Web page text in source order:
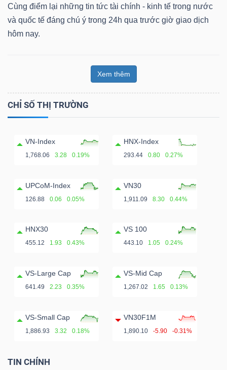
Cùng điểm lại những tin tức tài chính - kinh tế trong nước
và quốc tế đáng chú ý trong 24h qua trước giờ giao dịch
hôm nay.
Xem thêm
CHỈ SỐ THỊ TRƯỜNG
VN-Index
1,768.06 3.28 0.19%
HNX-Index
293.44 0.80 0.27%
UPCoM-Index
126.88 0.06 0.05%
VN30
1,911.09 8.30 0.44%
HNX30
455.12 1.93 0.43%
VS 100
443.10 1.05 0.24%
VS-Large Cap
641.49 2.23 0.35%
VS-Mid Cap
1,267.02 1.65 0.13%
VS-Small Cap
1,886.93 3.32 0.18%
VN30F1M
1,890.10 -5.90 -0.31%
TIN CHÍNH